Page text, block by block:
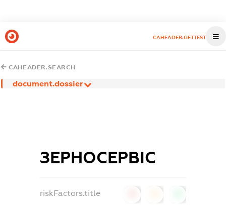
CAHEADER.GETTEST
CAHEADER.SEARCH
document.dossier
ЗЕРНОСЕРВІС
riskFactors.title